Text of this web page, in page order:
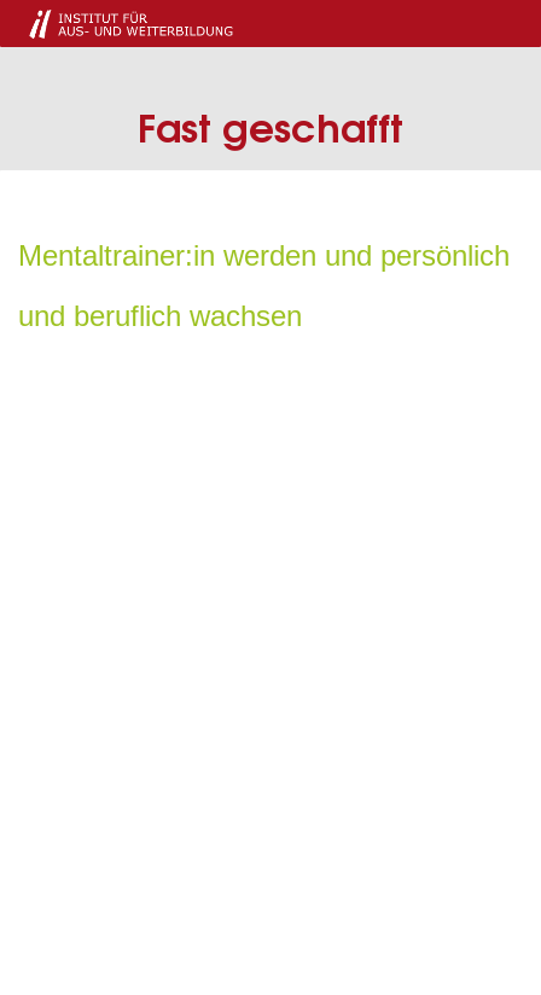
Fast geschafft
Mentaltrainer:in werden und persönlich
und beruflich wachsen